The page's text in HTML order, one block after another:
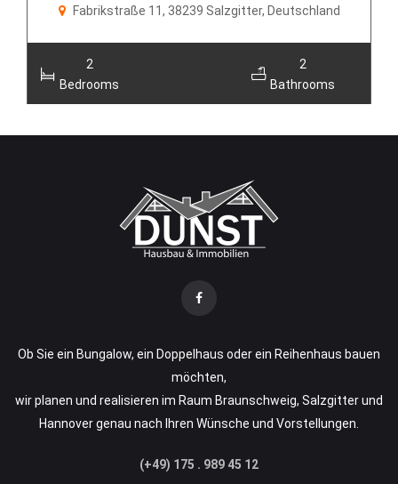
Fabrikstraße 11, 38239 Salzgitter, Deutschland
2
Bedrooms
2
Bathrooms
Ob Sie ein Bungalow, ein Doppelhaus oder ein Reihenhaus bauen
möchten,
wir planen und realisieren im Raum Braunschweig, Salzgitter und
Hannover genau nach Ihren Wünsche und Vorstellungen.
(+49) 175 . 989 45 12